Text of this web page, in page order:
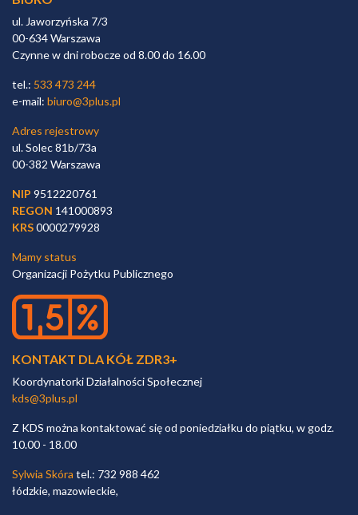
ul. Jaworzyńska 7/3
00-634 Warszawa
Czynne w dni robocze od 8.00 do 16.00
tel.: 533 473 244
e-mail: biuro@3plus.pl
Adres rejestrowy
ul. Solec 81b/73a
00-382 Warszawa
NIP 9512220761
REGON 141000893
KRS0000279928
Mamy status
Organizacji Pożytku Publicznego
KONTAKT DLA KÓŁ ZDR3+
Koordynatorki Działalności Społecznej
kds@3plus.pl
Z KDS można kontaktować się od poniedziałku do piątku, w godz.
10.00 - 18.00
Sylwia Skóra tel.: 732 988 462
łódzkie, mazowieckie,